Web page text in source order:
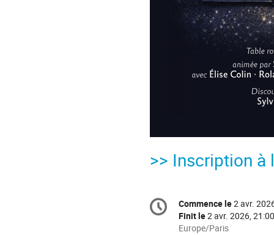
>> Inscription à
Information
de
Date/Heure
Commence le2 avr.
Finit le2 avr. 2026, 21:00
Toutes
Europe/Paris